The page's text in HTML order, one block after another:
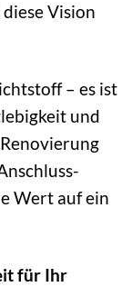
Vision
– es ist
und
Wert auf ein
für Ihr